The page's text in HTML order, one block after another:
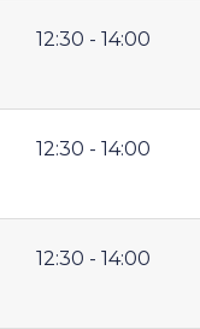
12:30 - 14:00
12:30 - 14:00
12:30 - 14:00